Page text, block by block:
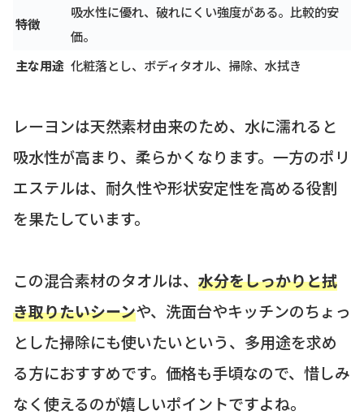
特徴
吸水性に優れ、破れにくい強度がある。比較的安
価。
主な用途 化粧落とし、ボディタオル、掃除、水拭き
レーヨンは天然素材由来のため、水に濡れると
吸水性が高まり、柔らかくなります。一方のポリ
エステルは、耐久性や形状安定性を高める役割
を果たしています。
この混合素材のタオルは、 水分をしっかりと拭
き取りたいシーンや、洗面台やキッチンのちょっ
とした掃除にも使いたいという、多用途を求め
る方におすすめです。価格も手頃なので、惜しみ
なく使えるのが嬉しいポイントですよね。